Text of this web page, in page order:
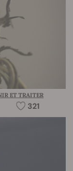
ET TRAITER
321